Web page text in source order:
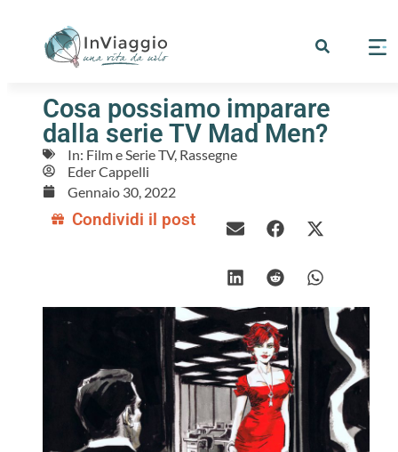
Cosa possiamo imparare
dalla serie TV Mad Men?
In: Film e Serie TV, Rassegne
Eder Cappelli
Gennaio 30, 2022
Condividi il post